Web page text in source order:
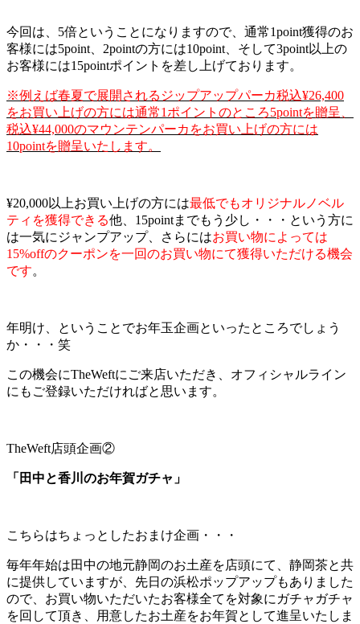
今回は、5倍ということになりますので、通常1point獲得のお
客様には5point、2pointの方には10point、そして3point以上の
お客様には15pointポイントを差し上げております。
※例えば春夏で展開されるジップアップパーカ税込¥26,400
をお買い上げの方には通常1ポイントのところ5pointを贈呈、
税込¥44,000のマウンテンパーカをお買い上げの方には
10pointを贈呈いたします。
¥20,000以上お買い上げの方には最低でもオリジナルノベル
ティを獲得できる他、15pointまでもう少し・・・という方に
は一気にジャンプアップ、さらにはお買い物によっては
15%offのクーポンを一回のお買い物にて獲得いただける機会
です。
年明け、ということでお年玉企画といったところでしょう
か・・・笑
この機会にTheWeftにご来店いただき、オフィシャルライン
にもご登録いただければと思います。
TheWeft店頭企画②
「田中と香川のお年賀ガチャ」
こちらはちょっとしたおまけ企画・・・
毎年年始は田中の地元静岡のお土産を店頭にて、静岡茶と共
に提供していますが、先日の浜松ポップアップもありました
ので、お買い物いただいたお客様全てを対象にガチャガチャ
を回して頂き、用意したお土産をお年賀として進呈いたしま